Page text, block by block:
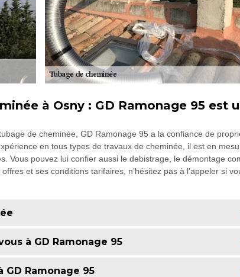
à Osny : GD Ramonage 95 est
de cheminée, GD Ramonage 95 a la confiance de
en tous types de travaux de cheminée, il est en
Vous pouvez lui confier aussi le debistrage, le démontage
et ses conditions tarifaires, n’hésitez pas à l’appeler si
à GD Ramonage 95
Ramonage 95